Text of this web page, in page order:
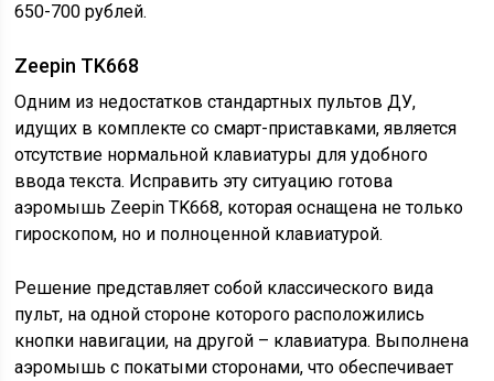
650-700 рублей.
Zeepin TK668
Одним из недостатков стандартных пультов ДУ,
идущих в комплекте со смарт-приставками, является
отсутствие нормальной клавиатуры для удобного
ввода текста. Исправить эту ситуацию готова
аэромышь Zeepin TK668, которая оснащена не только
гироскопом, но и полноценной клавиатурой.
Решение представляет собой классического вида
пульт, на одной стороне которого расположились
кнопки навигации, на другой – клавиатура. Выполнена
аэромышь с покатыми сторонами, что обеспечивает